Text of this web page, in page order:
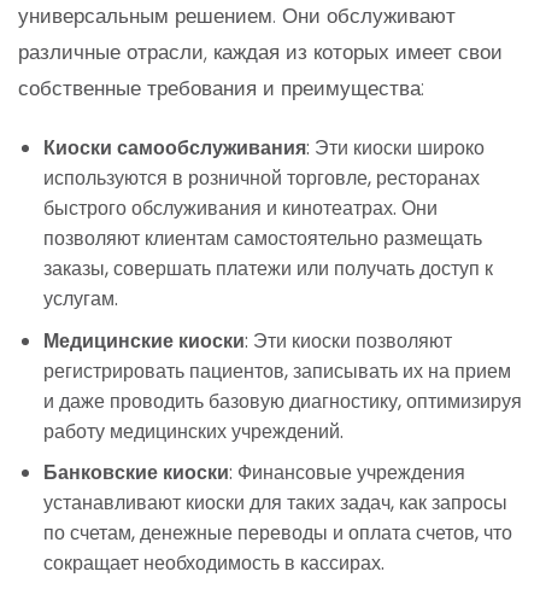
универсальным решением. Они обслуживают
различные отрасли, каждая из которых имеет свои
собственные требования и преимущества:
Киоски самообслуживания: Эти киоски широко
используются в розничной торговле, ресторанах
быстрого обслуживания и кинотеатрах. Они
позволяют клиентам самостоятельно размещать
заказы, совершать платежи или получать доступ к
услугам.
Медицинские киоски: Эти киоски позволяют
регистрировать пациентов, записывать их на прием
и даже проводить базовую диагностику, оптимизируя
работу медицинских учреждений.
Банковские киоски: Финансовые учреждения
устанавливают киоски для таких задач, как запросы
по счетам, денежные переводы и оплата счетов, что
сокращает необходимость в кассирах.